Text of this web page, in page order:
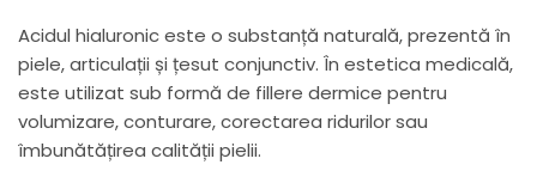
Acidul hialuronic este o substanță naturală, prezentă în
piele, articulații și țesut conjunctiv. În estetica medicală,
este utilizat sub formă de fillere dermice pentru
volumizare, conturare, corectarea ridurilor sau
îmbunătățirea calității pielii.